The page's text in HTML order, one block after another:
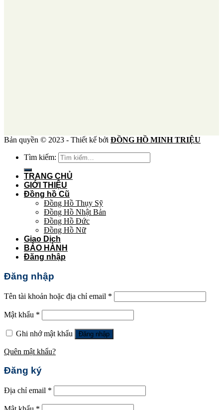
Bản quyền © 2023 - Thiết kế bởi ĐỒNG HỒ MINH TRIỆU
Tìm kiếm:
TRANG CHỦ
GIỚI THIỆU
Đồng hồ Cũ
Đồng Hồ Thụy Sỹ
Đồng Hồ Nhật Bản
Đồng Hồ Đức
Đồng Hồ Nữ
Giao Dịch
BẢO HÀNH
Đăng nhập
Đăng nhập
Tên tài khoản hoặc địa chỉ email *
Mật khẩu *
Ghi nhớ mật khẩu Đăng nhập
Quên mật khẩu?
Đăng ký
Địa chỉ email *